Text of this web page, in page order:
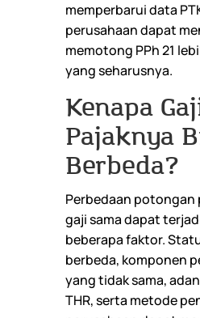
memperbarui data
perusahaan dapat
memotong PPh 21
yang seharusnya.
Kenapa
Pajaknya
Berbeda?
Perbedaan potongan
gaji sama dapat
beberapa faktor.
berbeda, komponen
yang tidak sama,
THR, serta metode